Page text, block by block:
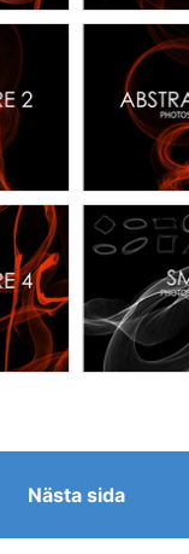
Nästa sida